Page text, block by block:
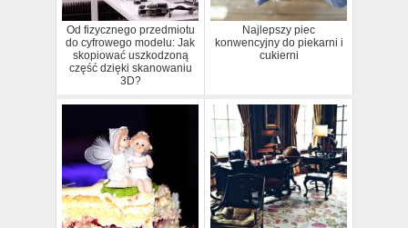
Od fizycznego przedmiotu
do cyfrowego modelu: Jak
skopiować uszkodzoną
część dzięki skanowaniu
3D?
Najlepszy piec
konwencyjny do piekarni i
cukierni